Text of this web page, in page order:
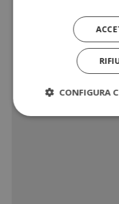
CONFIGURA